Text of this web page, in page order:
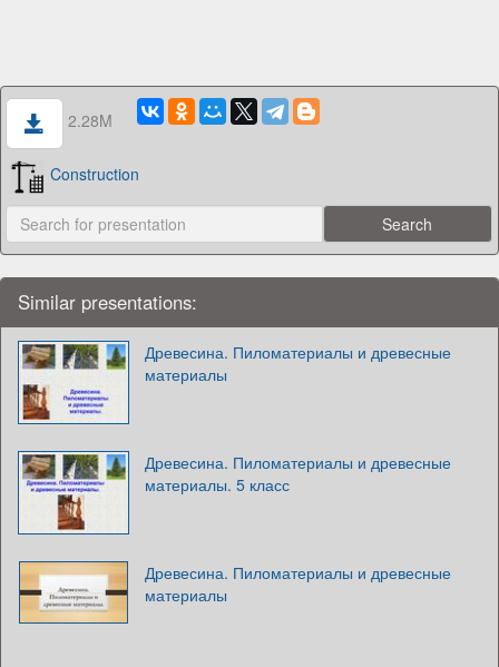
2.28M
Construction
Similar presentations:
Древесина. Пиломатериалы и древесные
материалы
Древесина. Пиломатериалы и древесные
материалы. 5 класс
Древесина. Пиломатериалы и древесные
материалы